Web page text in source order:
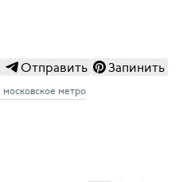
Отправить Запинить
московское метро